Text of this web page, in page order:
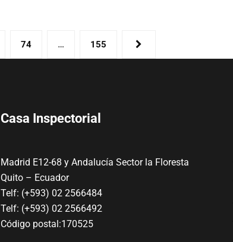
74 … 155
Casa Inspectorial
Madrid E12-68 y Andalucía Sector la Floresta
Quito – Ecuador
Telf: (+593) 02 2566484
Telf: (+593) 02 2566492
Código postal:170525